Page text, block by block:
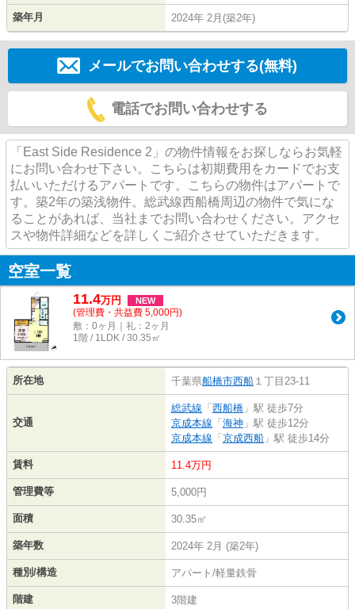
築年月 2024年 2月(築2年)
メールでお問い合わせする(無料)
電話でお問い合わせする
「East Side Residence 2」の物件情報をお探しならお気軽
にお問い合わせ下さい。こちらは初期費用をカードでお支
払いいただけるアパートです。こちらの物件はアパートで
す。築2年の築浅物件。総武線西船橋周辺の物件で気にな
ることがあれば、当社までお問い合わせください。アクセ
スや物件詳細などを詳しくご紹介させていただきます。
空室一覧
11.4万円 NEW
(管理費・共益費 5,000円)
敷：0ヶ月｜礼：2ヶ月
1階 / 1LDK / 30.35㎡
所在地 千葉県船橋市西船 １丁目23-11
交通
総武線 「 西船橋 」駅 徒歩7分
京成本線 「 海神 」駅 徒歩12分
京成本線 「 京成西船 」駅 徒歩14分
賃料 11.4万円
管理費等 5,000円
面積 30.35㎡
築年数 2024年 2月 (築2年)
種別/構造 アパート/軽量鉄骨
階建 3階建